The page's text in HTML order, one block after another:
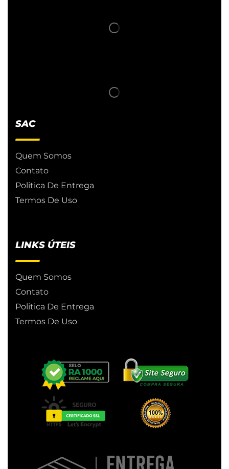
SAC
Quem Somos
Contato
Politica De Entrega
Termos De Uso
LINKS ÚTEIS
Quem Somos
Contato
Politica De Entrega
Termos De Uso